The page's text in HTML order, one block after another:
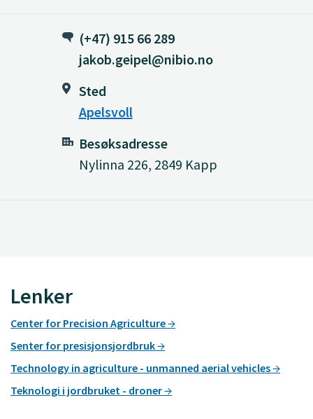
(+47) 915 66 289
jakob.geipel@nibio.no
Sted
Apelsvoll
Besøksadresse
Nylinna 226, 2849 Kapp
Lenker
Center for Precision Agriculture
Senter for presisjonsjordbruk
Technology in agriculture - unmanned aerial vehicles
Teknologi i jordbruket - droner